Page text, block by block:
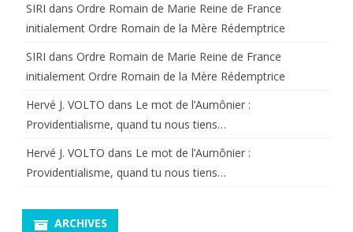
SIRI dans Ordre Romain de Marie Reine de France
initialement Ordre Romain de la Mère Rédemptrice
SIRI dans Ordre Romain de Marie Reine de France
initialement Ordre Romain de la Mère Rédemptrice
Hervé J. VOLTO dans Le mot de l’Aumônier :
Providentialisme, quand tu nous tiens…
Hervé J. VOLTO dans Le mot de l’Aumônier :
Providentialisme, quand tu nous tiens…
ARCHIVES